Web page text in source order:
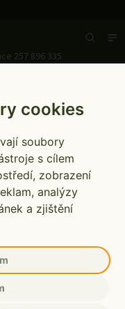
cookies
soubory
s cílem
zobrazení
analýzy
a zjištění
Search
257 896 335
Čtečky
čipů